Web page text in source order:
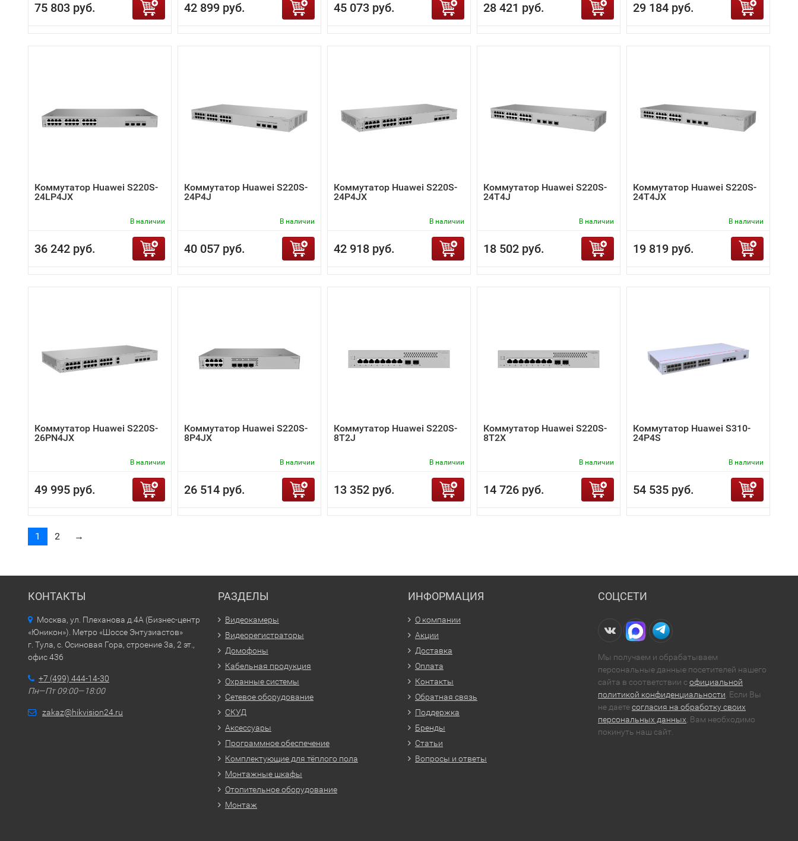
75 803 руб. 42 899 руб. 45 073 руб. 28 421 руб. 29 184 руб.
Коммутатор Huawei S220S-
24LP4JX
В наличии
36 242 руб.
Коммутатор Huawei S220S-
24P4J
В наличии
40 057 руб.
Коммутатор Huawei S220S-
24P4JX
В наличии
42 918 руб.
Коммутатор Huawei S220S-
24T4J
В наличии
18 502 руб.
Коммутатор Huawei S220S-
24T4JX
В наличии
19 819 руб.
Коммутатор Huawei S220S-
26PN4JX
В наличии
49 995 руб.
Коммутатор Huawei S220S-
8P4JX
В наличии
26 514 руб.
Коммутатор Huawei S220S-
8T2J
В наличии
13 352 руб.
Коммутатор Huawei S220S-
8T2X
В наличии
14 726 руб.
Коммутатор Huawei S310-
24P4S
В наличии
54 535 руб.
1 2 →
КОНТАКТЫ
Москва, ул. Плеханова д.4А (Бизнес-центр
«Юникон»). Метро «Шоссе Энтузиастов»
г. Тула, с. Осиновая Гора, строение 3а, 2 эт.,
офис 436
+7 (499) 444-14-30
Пн—Пт 09:00—18:00
zakaz@hikvision24.ru
РАЗДЕЛЫ
Видеокамеры
Видеорегистраторы
Домофоны
Кабельная продукция
Охранные системы
Сетевое оборудование
СКУД
Аксессуары
Программное обеспечение
Комплектующие для тёплого пола
Монтажные шкафы
Отопительное оборудование
Монтаж
ИНФОРМАЦИЯ
О компании
Акции
Доставка
Оплата
Контакты
Обратная связь
Поддержка
Бренды
Статьи
Вопросы и ответы
СОЦСЕТИ
Мы получаем и обрабатываем
персональные данные посетителей нашего
сайта в соответствии софициальной
политикой конфиденциальности . Если Вы
не даетесогласия на обработку своих
персональных данных , Вам необходимо
покинуть наш сайт.